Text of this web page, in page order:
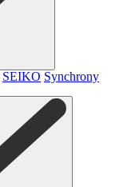
SEIKO Synchrony